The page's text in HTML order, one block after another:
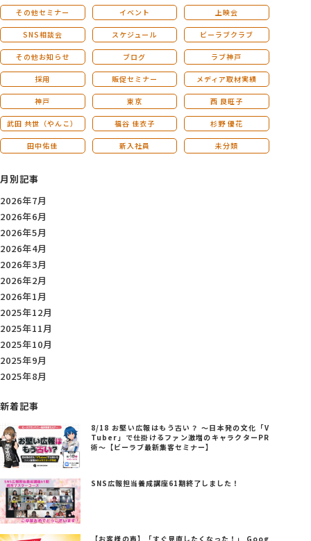
その他セミナー イベント 上映会
SNS相談会 スケジュール ビーラブクラブ
その他お知らせ ブログ ラブ神戸
採用 販促セミナー メディア取材実績
神戸 東京 西 良旺子
武田 共世（やんこ） 福谷 佳衣子 杉野 優花
田中佑佳 新入社員 未分類
月別記事
2026年7月
2026年6月
2026年5月
2026年4月
2026年3月
2026年2月
2026年1月
2025年12月
2025年11月
2025年10月
2025年9月
2025年8月
新着記事
8/18 お堅い広報はもう古い？ ～日本発の文化「V
Tuber」で仕掛けるファン激増のキャラクターPR
術～【ビーラブ最新集客セミナー】
SNS広報担当養成講座61期終了しました！
【お客様の声】「すぐ見直したくなった！」 Goog